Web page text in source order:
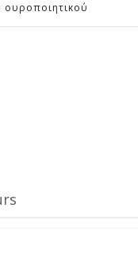
ουροποιητικού